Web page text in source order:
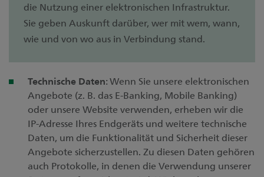
die Nutzung einer elektronischen Infrastruktur.
Sie geben Auskunft darüber, wer mit wem, wann,
wie und von wo aus in Verbindung stand.
Technische Daten: Wenn Sie unsere elektronischen
Angebote (z. B. das E-Banking, Mobile Banking)
oder unsere Website verwenden, erheben wir die
IP-Adresse Ihres Endgeräts und weitere technische
Daten, um die Funktionalität und Sicherheit dieser
Angebote sicherzustellen. Zu diesen Daten gehören
auch Protokolle, in denen die Verwendung unserer